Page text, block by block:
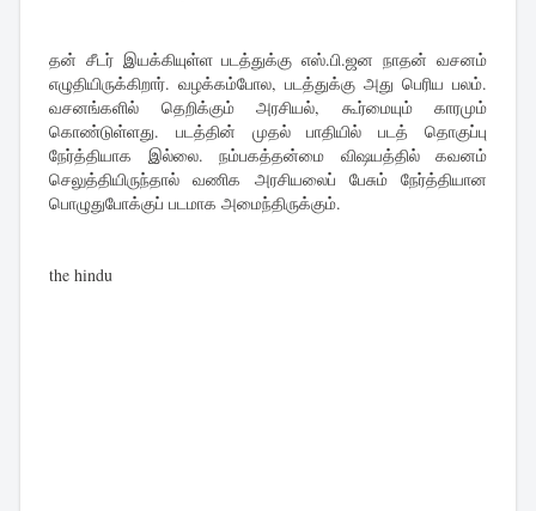
தன் சீடர் இயக்கியுள்ள படத்துக்கு எஸ்.பி.ஜன நாதன் வசனம்
எழுதியிருக்கிறார். வழக்கம்போல, படத்துக்கு அது பெரிய பலம்.
வசனங்களில் தெறிக்கும் அரசியல், கூர்மையும் காரமும்
கொண்டுள்ளது. படத்தின் முதல் பாதியில் படத் தொகுப்பு
நேர்த்தியாக இல்லை. நம்பகத்தன்மை விஷயத்தில் கவனம்
செலுத்தியிருந்தால் வணிக அரசியலைப் பேசும் நேர்த்தியான
பொழுதுபோக்குப் படமாக அமைந்திருக்கும்.
the hindu